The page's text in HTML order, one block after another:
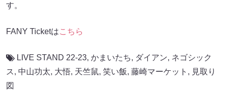
す。
FANY Ticketはこちら
LIVE STAND 22-23, かまいたち, ダイアン, ネゴシック
ス, 中山功太, 大悟, 天竺鼠, 笑い飯, 藤崎マーケット , 見取り
図